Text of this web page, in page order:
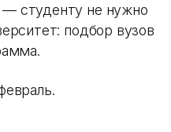
студенту не нужно
подбор вузов